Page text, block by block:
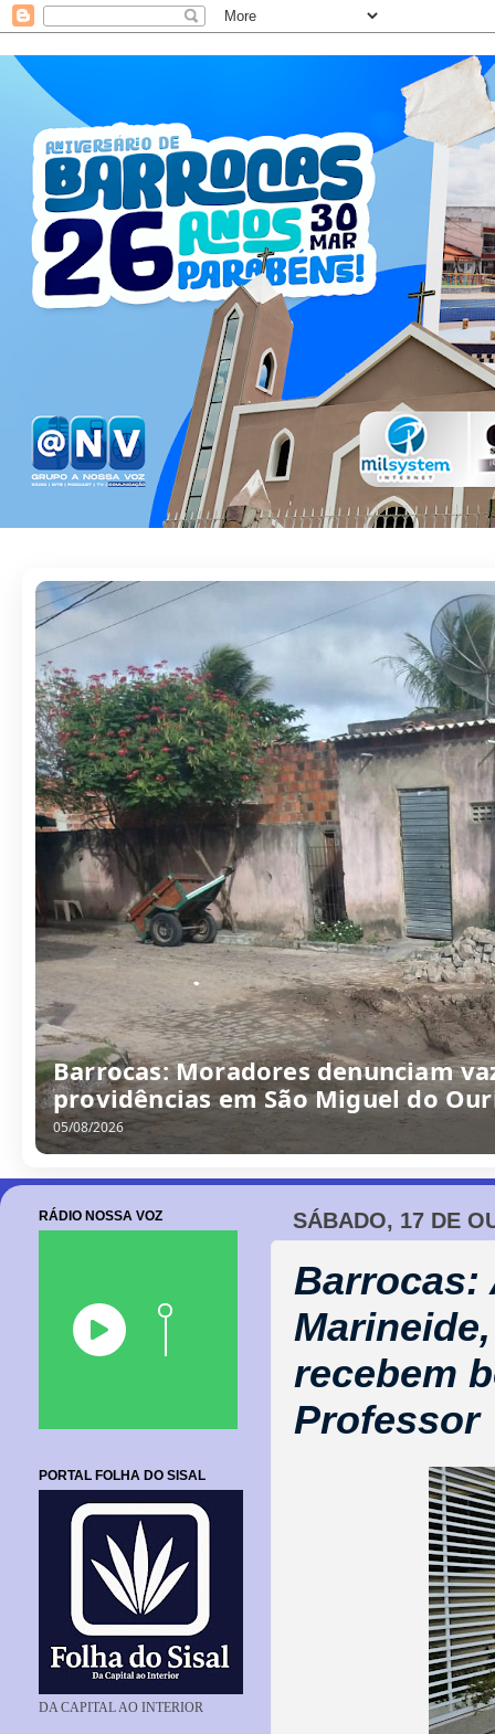
Barrocas: Moradores denunciam
providências em São Miguel do
05/08/2026
SÁBADO, 17 DE
Barrocas:
recebem
Professor
RÁDIO NOSSA VOZ
PORTAL FOLHA DO SISAL
DA CAPITAL AO INTERIOR